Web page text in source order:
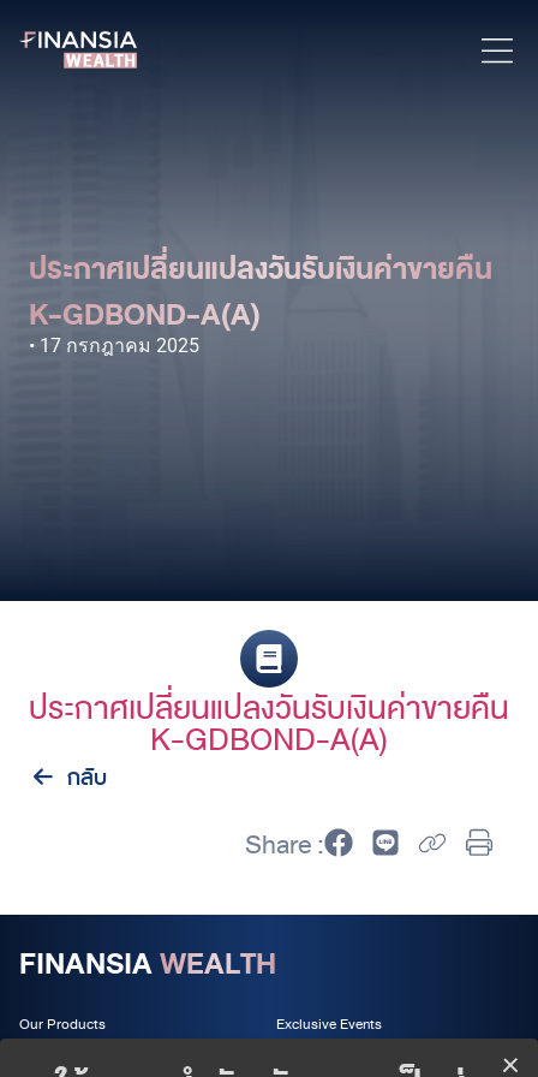
ประกาศเปลี่ยนแปลงวันรับเงินค่าขายคืน
K-GDBOND-A(A)
17 กรกฎาคม 2025
ประกาศเปลี่ยนแปลงวันรับเงินค่าขายคืน
K-GDBOND-A(A)
กลับ
Share :
FINANSIAWEALTH
Our Products Exclusive Events
Wealth Services About us